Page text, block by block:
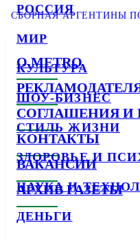
РОССИЯ
МИР
КУЛЬТУРА
ШОУ-БИЗНЕС
СТИЛЬ ЖИЗНИ
ЗДОРОВЬЕ И
НАУКА И
ДЕНЬГИ
СБОРНАЯ АРГЕНТИНЫ
О METRO
СОГЛАШЕНИЯ И
КОНТАКТЫ
ВАКАНСИИ
АРХИВ ГАЗЕТЫ